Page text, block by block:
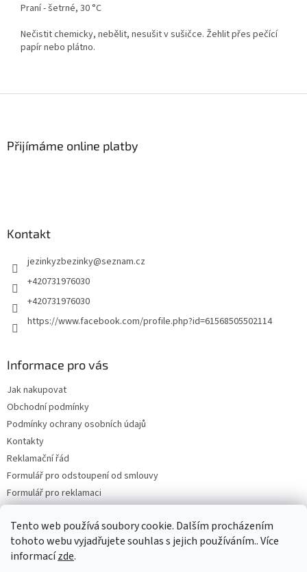
Tento web používá soubory cookie. Dalším procházením
tohoto webu vyjadřujete souhlas s jejich používáním.. Více
informacízde.
Praní - šetrné, 30 °C
Nečistit chemicky, nebělit, nesušit v sušičce. Žehlit přes pečící
papír nebo plátno.
Přijímáme online platby
Kontakt
jezinkyzbezinky@seznam.cz
+420731976030
+420731976030
https://www.facebook.com/profile.php?id=61568505502114
Informace pro vás
Jak nakupovat
Obchodní podmínky
Podmínky ochrany osobních údajů
Kontakty
Reklamační řád
Formulář pro odstoupení od smlouvy
Formulář pro reklamaci